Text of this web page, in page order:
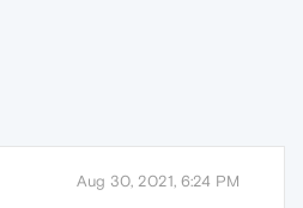
Aug 30, 2021, 6:24 PM